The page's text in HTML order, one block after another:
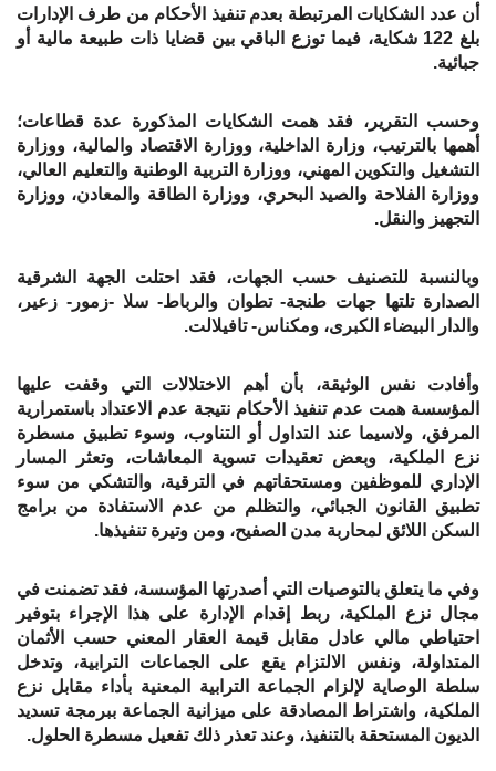
أن عدد الشكايات المرتبطة بعدم تنفيذ الأحكام من طرف الإدارات
بلغ 122 شكاية، فيما توزع الباقي بين قضايا ذات طبيعة مالية أو
جبائية.
وحسب التقرير، فقد همت الشكايات المذكورة عدة قطاعات؛
أهمها بالترتيب، وزارة الداخلية، ووزارة الاقتصاد والمالية، ووزارة
التشغيل والتكوين المهني، ووزارة التربية الوطنية والتعليم العالي،
ووزارة الفلاحة والصيد البحري، ووزارة الطاقة والمعادن، ووزارة
التجهيز والنقل.
وبالنسبة للتصنيف حسب الجهات، فقد احتلت الجهة الشرقية
الصدارة تلتها جهات طنجة- تطوان والرباط- سلا -زمور- زعير،
والدار البيضاء الكبرى، ومكناس- تافيلالت.
وأفادت نفس الوثيقة، بأن أهم الاختلالات التي وقفت عليها
المؤسسة همت عدم تنفيذ الأحكام نتيجة عدم الاعتداد باستمرارية
المرفق، ولاسيما عند التداول أو التناوب، وسوء تطبيق مسطرة
نزع الملكية، وبعض تعقيدات تسوية المعاشات، وتعثر المسار
الإداري للموظفين ومستحقاتهم في الترقية، والتشكي من سوء
تطبيق القانون الجبائي، والتظلم من عدم الاستفادة من برامج
السكن اللائق لمحاربة مدن الصفيح، ومن وتيرة تنفيذها.
وفي ما يتعلق بالتوصيات التي أصدرتها المؤسسة، فقد تضمنت في
مجال نزع الملكية، ربط إقدام الإدارة على هذا الإجراء بتوفير
احتياطي مالي عادل مقابل قيمة العقار المعني حسب الأثمان
المتداولة، ونفس الالتزام يقع على الجماعات الترابية، وتدخل
سلطة الوصاية لإلزام الجماعة الترابية المعنية بأداء مقابل نزع
الملكية، واشتراط المصادقة على ميزانية الجماعة ببرمجة تسديد
الديون المستحقة بالتنفيذ، وعند تعذر ذلك تفعيل مسطرة الحلول.